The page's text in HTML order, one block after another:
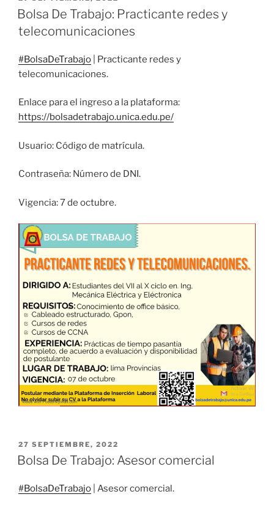
EL
Bolsa De Trabajo: Practicante redes y
telecomunicaciones
#BolsaDeTrabajo | Practicante redes y
telecomunicaciones.
Enlace para el ingreso a la plataforma:
https://bolsadetrabajo.unica.edu.pe/
Usuario: Código de matrícula.
Contraseña: Número de DNI.
Vigencia: 7 de octubre.
PUBLICADO
EL
27 SEPTIEMBRE, 2022
Bolsa De Trabajo: Asesor comercial
#BolsaDeTrabajo | Asesor comercial.